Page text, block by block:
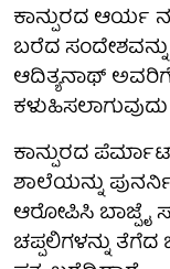
ಕಾನ್ಪುರದ ಆರ್ಯ
ಬರೆದ
ಆದಿತ್ಯನಾಥ್
ಕಾನ್ಪುರದ
ಶಾಲೆಯನ್ನು
ಆರೋಪಿಸಿ ಬಾಜ್ಪೈ
ಚಪ್ಪಲಿಗಳನ್ನು